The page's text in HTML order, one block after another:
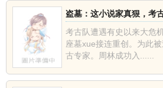
盗墓：这小说家真狠，考
考古队遭遇有史以来大危
座墓xue接连重创。为此
古专家。周林成功入......